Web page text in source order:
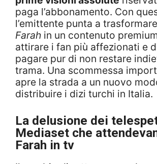
paga l’abbonamento. Con
l’emittente punta a trasformare
Farah in un contenuto
attirare i fan più affezionati e
pagare pur di non restare
trama. Una scommessa
apre la strada a un nuovo
distribuire i dizi turchi in Italia.
La delusione dei
Mediaset che
Farah in tv